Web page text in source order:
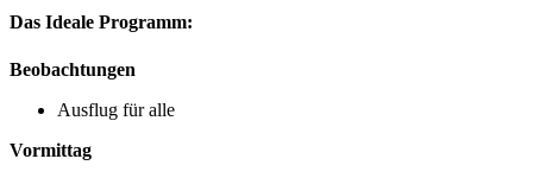
Das Ideale Programm:
Beobachtungen
Ausflug für alle
Vormittag